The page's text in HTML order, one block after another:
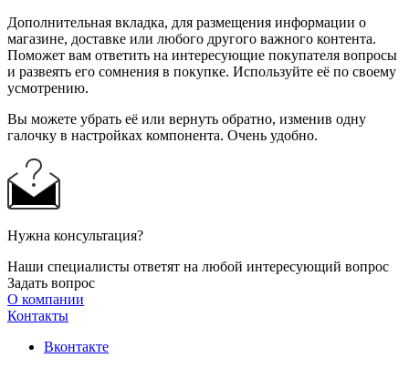
Дополнительная вкладка, для размещения информации о
магазине, доставке или любого другого важного контента.
Поможет вам ответить на интересующие покупателя вопросы
и развеять его сомнения в покупке. Используйте её по своему
усмотрению.
Вы можете убрать её или вернуть обратно, изменив одну
галочку в настройках компонента. Очень удобно.
Нужна консультация?
Наши специалисты ответят на любой интересующий вопрос
Задать вопрос
О компании
Контакты
Вконтакте